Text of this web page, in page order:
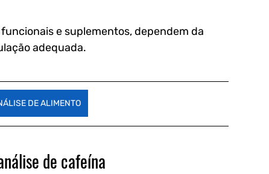
e suplementos, dependem da
adequada.
DE ALIMENTO
de cafeína